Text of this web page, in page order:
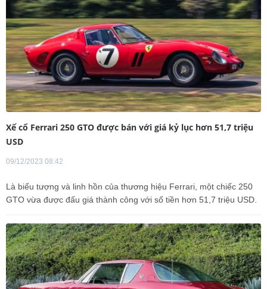
Xế cổ Ferrari 250 GTO được bán với giá kỷ lục hơn 51,7 triệu
USD
09/12/2023 08:42
Là biểu tượng và linh hồn của thương hiệu Ferrari, một chiếc 250
GTO vừa được đấu giá thành công với số tiền hơn 51,7 triệu USD.